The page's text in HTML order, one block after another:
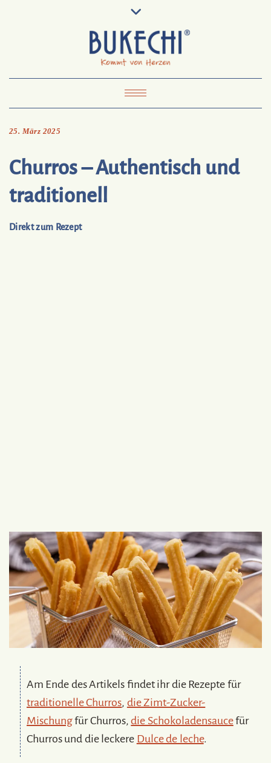
To
Bukechi
Impressum Datenschutz
Toggle Navigation
25. März 2025
Churros – Authentisch und
traditionell
Direkt zum Rezept
Am Ende des Artikels findet ihr die Rezepte für
traditionelle Churros, die Zimt-Zucker-
Mischungfür Churros,die Schokoladensaucefür
Churros und die leckere Dulce de leche.